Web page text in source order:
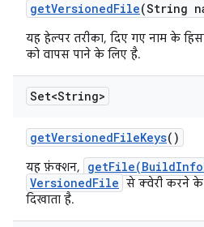
getVersionedFile(String
यह हेल्पर तरीका, दिए गए नाम के
को वापस पाने के लिए है.
Set<String>
getVersionedFileKeys()
यह फ़ंक्शन,
VersionedFile से क्वेरी करने के
दिखाता है.